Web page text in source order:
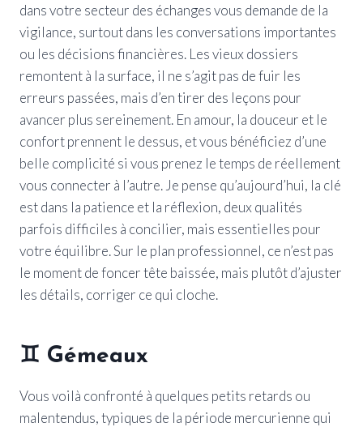
dans votre secteur des échanges vous demande de la
vigilance, surtout dans les conversations importantes
ou les décisions financières. Les vieux dossiers
remontent à la surface, il ne s’agit pas de fuir les
erreurs passées, mais d’en tirer des leçons pour
avancer plus sereinement. En amour, la douceur et le
confort prennent le dessus, et vous bénéficiez d’une
belle complicité si vous prenez le temps de réellement
vous connecter à l’autre. Je pense qu’aujourd’hui, la clé
est dans la patience et la réflexion, deux qualités
parfois difficiles à concilier, mais essentielles pour
votre équilibre. Sur le plan professionnel, ce n’est pas
le moment de foncer tête baissée, mais plutôt d’ajuster
les détails, corriger ce qui cloche.
♊ Gémeaux
Vous voilà confronté à quelques petits retards ou
malentendus, typiques de la période mercurienne qui